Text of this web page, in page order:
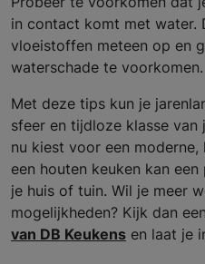
in contact komt met water.
vloeistoffen meteen op en
waterschade te voorkomen.
Met deze tips kun je
sfeer en tijdloze klasse van
nu kiest voor een
een houten keuken kan
je huis of tuin. Wil je meer
mogelijkheden? Kijk dan
van DB Keukens en laat je